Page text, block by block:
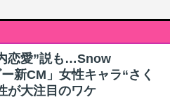
恋愛”説も…Snow
新CM」女性キャラ“さく
が大注目のワケ